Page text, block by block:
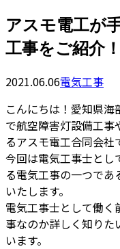
アスモ電工が
工事をご紹介！
2021.06.06電気工事
こんにちは！愛知県
で航空障害灯設備工事
るアスモ電工合同会社
今回は電気工事士とし
る電気工事の一つで
いたします。
電気工事士として働
事なのか詳しく知り
います。